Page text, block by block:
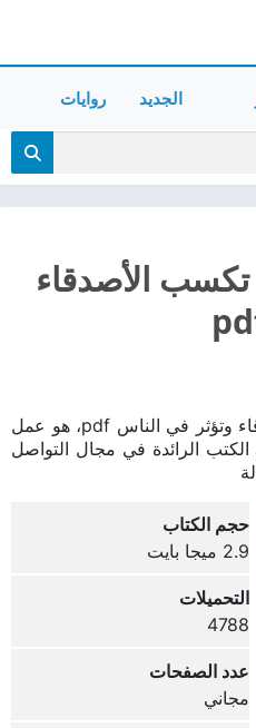
الجديد روايات
الأصدقاء
تحميل كتاب كيف تكسب الأصدقاء وتؤثر في الناس pdf، هو عمل
الرائدة في مجال التواصل
حجم الكتاب
2.9 ميجا بايت
التحميلات
4788
عدد الصفحات
مجاني